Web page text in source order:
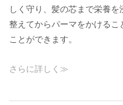
しく守り、髪の芯まで栄養
整えてからパーマをかける
ことができます。
さらに詳しく≫